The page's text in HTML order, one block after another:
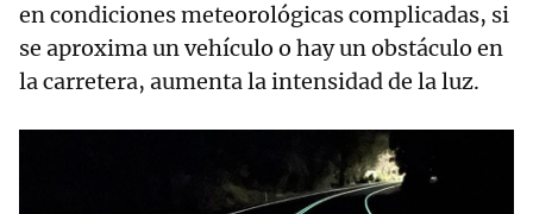
en condiciones meteorológicas complicadas, si
se aproxima un vehículo o hay un obstáculo en
la carretera, aumenta la intensidad de la luz.